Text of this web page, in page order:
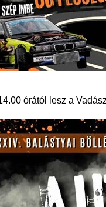
órától lesz a